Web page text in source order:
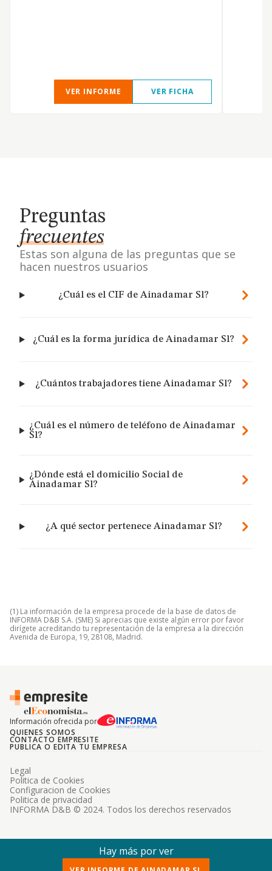
VER INFORME VER FICHA
Preguntas
frecuentes
Estas son alguna de las preguntas que se
hacen nuestros usuarios
¿Cuál es el CIF de Ainadamar Sl?
¿Cuál es la forma jurídica de Ainadamar Sl?
¿Cuántos trabajadores tiene Ainadamar Sl?
¿Cuál es el número de teléfono de Ainadamar
Sl?
¿Dónde está el domicilio Social de
Ainadamar Sl?
¿A qué sector pertenece Ainadamar Sl?
(1) La información de la empresa procede de la base de datos de
INFORMA D&B S.A. (SME) Si aprecias que existe algún error por favor
dirígete acreditando tu representación de la empresa a la dirección
Avenida de Europa, 19, 28108, Madrid.
Información ofrecida por
QUIENES SOMOS
CONTACTO EMPRESITE
PUBLICA O EDITA TU EMPRESA
INFORMA D&B © 2024. Todos los derechos reservados
Legal
Politica de Cookies
Configuracion de Cookies
Politica de privacidad
Hay más por ver